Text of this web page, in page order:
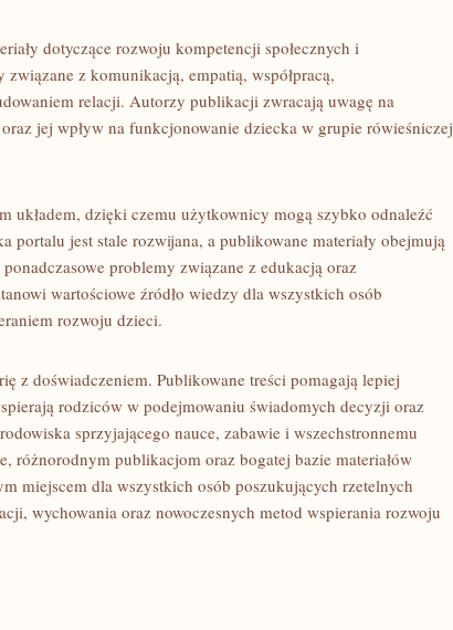
dotyczące rozwoju kompetencji społecznych i
związane z komunikacją, empatią, współpracą,
relacji. Autorzy publikacji zwracają uwagę na
jej wpływ na funkcjonowanie dziecka w grupie rówieśniczej
układem, dzięki czemu użytkownicy mogą szybko odnaleźć
portalu jest stale rozwijana, a publikowane materiały obejmują
problemy związane z edukacją oraz
wartościowe źródło wiedzy dla wszystkich osób
rozwoju dzieci.
z doświadczeniem. Publikowane treści pomagają lepiej
rodziców w podejmowaniu świadomych decyzji oraz
sprzyjającego nauce, zabawie i wszechstronnemu
różnorodnym publikacjom oraz bogatej bazie materiałów
miejscem dla wszystkich osób poszukujących rzetelnych
wychowania oraz nowoczesnych metod wspierania rozwoju